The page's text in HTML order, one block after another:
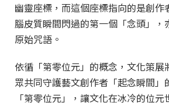
幽靈座標，而這個座標指向的是創作
腦皮質瞬間閃過的第一個「念頭」，
原始咒語。
依循「第零位元」的概念，文化策展
眾共同守護藝文創作者「起念瞬間」
「第零位元」，讓文化在冰冷的位